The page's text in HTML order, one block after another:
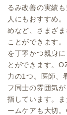
るみ改善の実績
人にもおすすめ
めなど、さまざ
ことができます
を丁寧かつ親身
とができます。
力の1つ。医師、
フ同士の雰囲気
指しています。
ームケアも大切